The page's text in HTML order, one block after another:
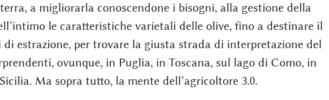
a migliorarla conoscendone i bisogni, alla gestione della
le caratteristiche varietali delle olive, fino a destinare il
estrazione, per trovare la giusta strada di interpretazione del
ovunque, in Puglia, in Toscana, sul lago di Como, in
Ma sopra tutto, la mente dell’agricoltore 3.0.